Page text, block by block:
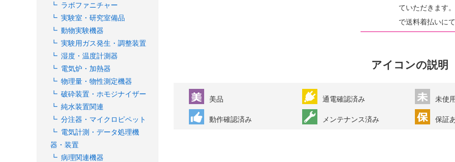
ラボファニチャー
実験室・研究室備品
動物実験機器
実験用ガス発生・調整装置
湿度・温度計測器
電気炉・加熱器
物理量・物性測定機器
破砕装置・ホモジナイザー
純水装置関連
分注器・マイクロピペット
電気計測・データ処理機
器・装置
病理関連機器
ていただきます
で送料着払いに
アイコンの説明
美品 通電確認済み 未使
動作確認済み メンテナンス済み 保証